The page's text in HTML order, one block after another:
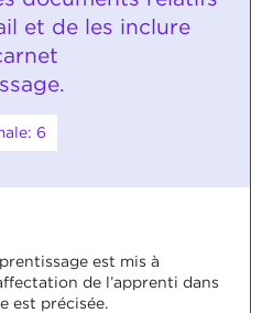
et de les inclure
6
est mis à
de l’apprenti dans
est précisée.